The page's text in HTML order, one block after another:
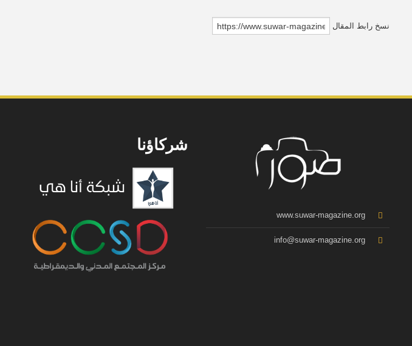
على أرضهم.
نسخ رابط المقال
www.suwar-magazine.org
info@suwar-magazine.org
شركاؤنا